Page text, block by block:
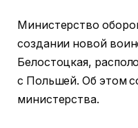
Министерство
создании новой
Белостоцкая,
с Польшей. Об этом
министерства.